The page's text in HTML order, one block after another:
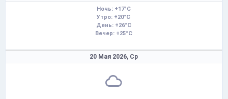
Ночь: +17°C
Утро: +20°C
День: +26°C
Вечер: +25°C
20 Мая 2026, Ср